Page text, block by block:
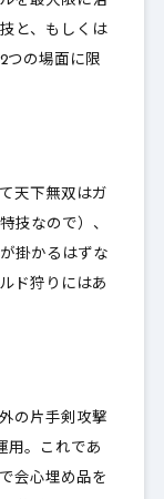
と、もしくは
つの場面に限
天下無双はガ
技なので）、
掛かるはずな
ド狩りにはあ
の片手剣攻撃
用。これであ
会心埋め品を